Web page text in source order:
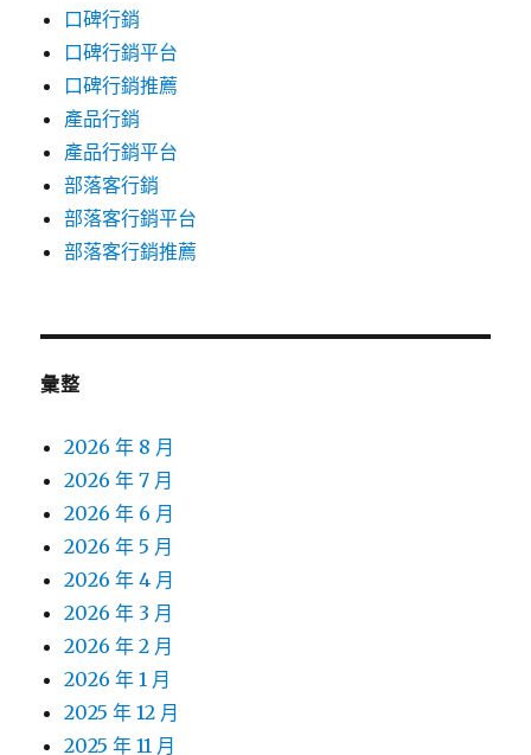
口碑行銷
口碑行銷平台
口碑行銷推薦
產品行銷
產品行銷平台
部落客行銷
部落客行銷平台
部落客行銷推薦
彙整
2026 年 8 月
2026 年 7 月
2026 年 6 月
2026 年 5 月
2026 年 4 月
2026 年 3 月
2026 年 2 月
2026 年 1 月
2025 年 12 月
2025 年 11 月